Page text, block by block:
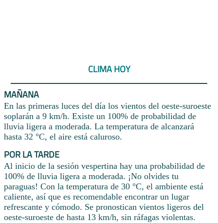
CLIMA HOY
MAÑANA
En las primeras luces del día los vientos del oeste-suroeste
soplarán a 9 km/h. Existe un 100% de probabilidad de
lluvia ligera a moderada. La temperatura de alcanzará
hasta 32 °C, el aire está caluroso.
POR LA TARDE
Al inicio de la sesión vespertina hay una probabilidad de
100% de lluvia ligera a moderada. ¡No olvides tu
paraguas! Con la temperatura de 30 °C, el ambiente está
caliente, así que es recomendable encontrar un lugar
refrescante y cómodo. Se pronostican vientos ligeros del
oeste-suroeste de hasta 13 km/h, sin ráfagas violentas.